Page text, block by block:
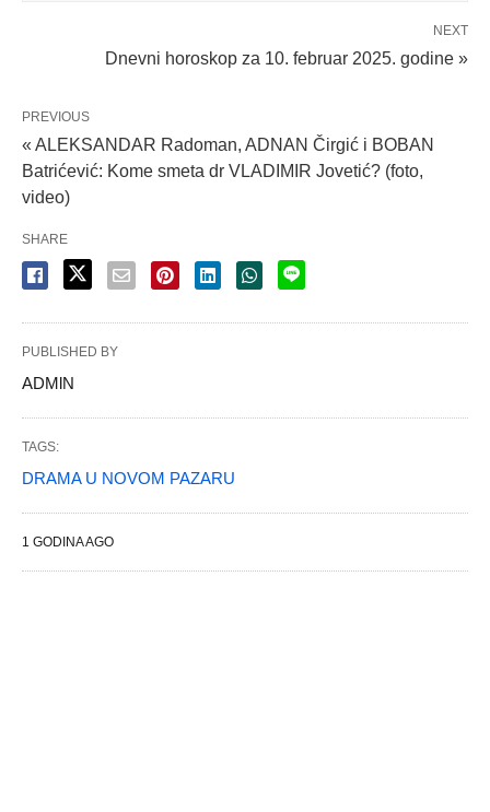
NEXT
Dnevni horoskop za 10. februar 2025. godine »
PREVIOUS
« ALEKSANDAR Radoman, ADNAN Čirgić i BOBAN
Batrićević: Kome smeta dr VLADIMIR Jovetić? (foto,
video)
SHARE
PUBLISHED BY
ADMlN
TAGS:
DRAMA U NOVOM PAZARU
1 GODINA AGO